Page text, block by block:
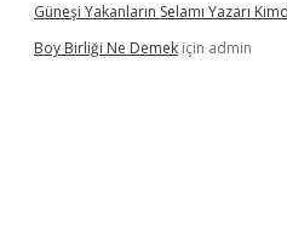
Güneşi Yakanların Selamı Yazarı
Boy Birliği Ne Demek için admin